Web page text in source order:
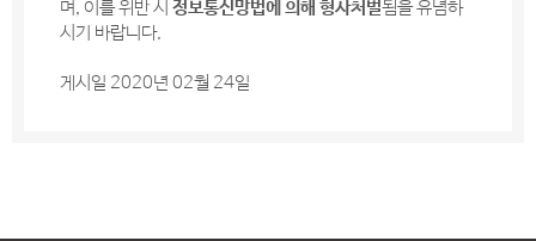
며, 이를 위반 시 정보통신망법에 의해 형사처벌됨을 유념하
시기 바랍니다.
게시일 2020년 02월 24일